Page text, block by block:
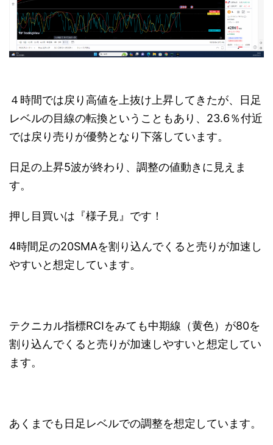
４時間では戻り高値を上抜け上昇してきたが、日足
レベルの目線の転換ということもあり、23.6％付近
では戻り売りが優勢となり下落しています。
日足の上昇5波が終わり、調整の値動きに見えま
す。
押し目買いは『様子見』です！
4時間足の20SMAを割り込んでくると売りが加速し
やすいと想定しています。
テクニカル指標RCIをみても中期線（黄色）が80を
割り込んでくると売りが加速しやすいと想定してい
ます。
あくまでも日足レベルでの調整を想定しています。